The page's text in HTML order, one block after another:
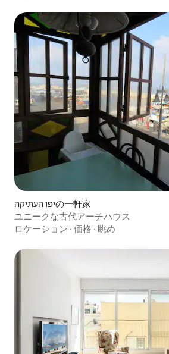
יפו העתיקהの一軒家
ユニークな古代アーチハウス
ロケーション · 価格 · 眺め